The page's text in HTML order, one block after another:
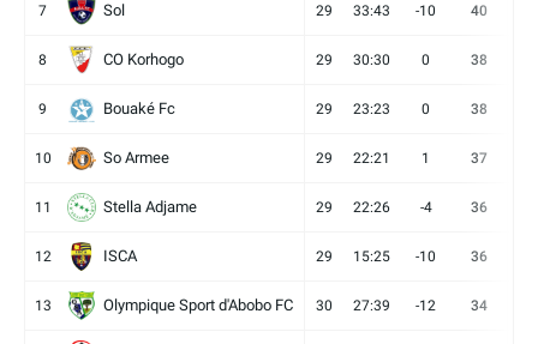
7 Sol 29 33:43 -10 40
8 CO Korhogo 29 30:30 0 38
9 Bouaké Fc 29 23:23 0 38
10 So Armee 29 22:21 1 37
11 Stella Adjame 29 22:26 -4 36
12 ISCA 29 15:25 -10 36
13 Olympique Sport d'Abobo FC 30 27:39 -12 34